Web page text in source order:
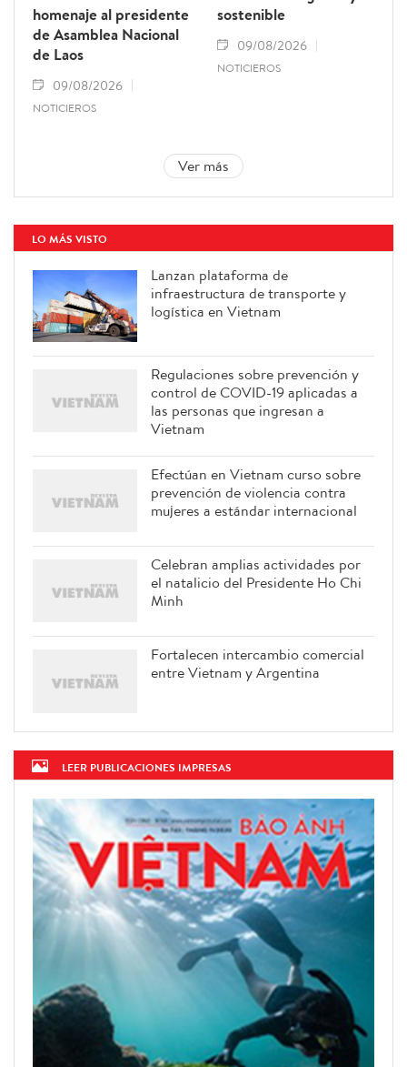
homenaje al presidente
de Asamblea Nacional
de Laos
09/08/2026
NOTICIEROS
sostenible
09/08/2026
NOTICIEROS
Ver más
LO MÁS VISTO
Lanzan plataforma de
infraestructura de transporte y
logística en Vietnam
Regulaciones sobre prevención y
control de COVID-19 aplicadas a
las personas que ingresan a
Vietnam
Efectúan en Vietnam curso sobre
prevención de violencia contra
mujeres a estándar internacional
Celebran amplias actividades por
el natalicio del Presidente Ho Chi
Minh
Fortalecen intercambio comercial
entre Vietnam y Argentina
LEER PUBLICACIONES IMPRESAS